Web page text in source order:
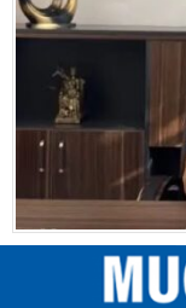
Magazin
Künye